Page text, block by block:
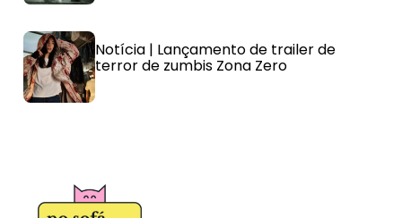
Notícia | Lançamento de trailer de
terror de zumbis Zona Zero